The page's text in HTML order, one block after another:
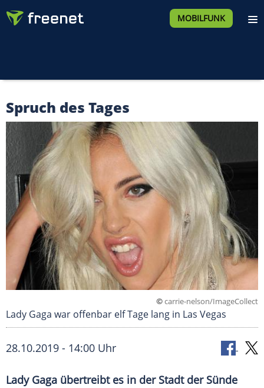
MOBILFUNK
Spruch des Tages
©carrie-nelson/ImageCollect
Lady Gaga war offenbar elf Tage lang in Las Vegas
28.10.2019 - 14:00 Uhr
Lady Gaga übertreibt es in der Stadt der Sünde